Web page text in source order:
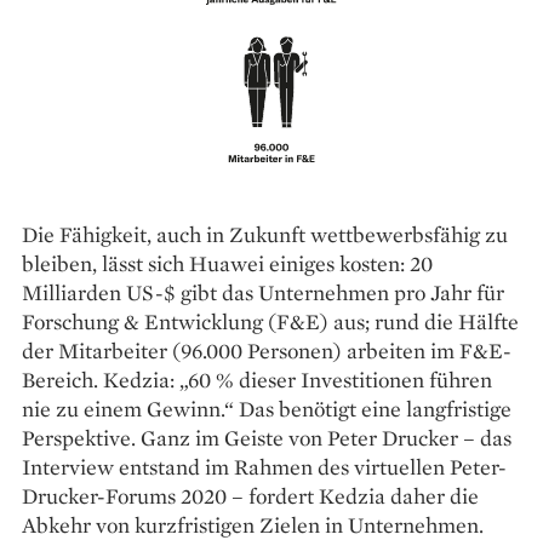
Die Fähigkeit, auch in Zukunft wett­bewerbsfähig zu
bleiben, lässt sich Huawei einiges kosten: 20
Milliarden US-$ gibt das Unternehmen pro Jahr für
Forschung & Entwicklung (F&E) aus; rund die Hälfte
der Mitarbeiter (96.000 Personen) arbeiten im F&E-
Bereich. Kedzia: „60 % dieser Investitionen führen
nie zu einem Gewinn.“ Das benötigt eine langfristige
Perspektive. Ganz im Geiste von Peter Drucker – das
Interview entstand im Rahmen des virtuellen Peter-
Drucker-Forums 2020 – fordert Kedzia daher die
Abkehr von kurzfristigen Zielen in Unternehmen.